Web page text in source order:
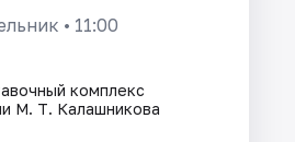
• 11:00
комплекс
М. Т. Калашникова